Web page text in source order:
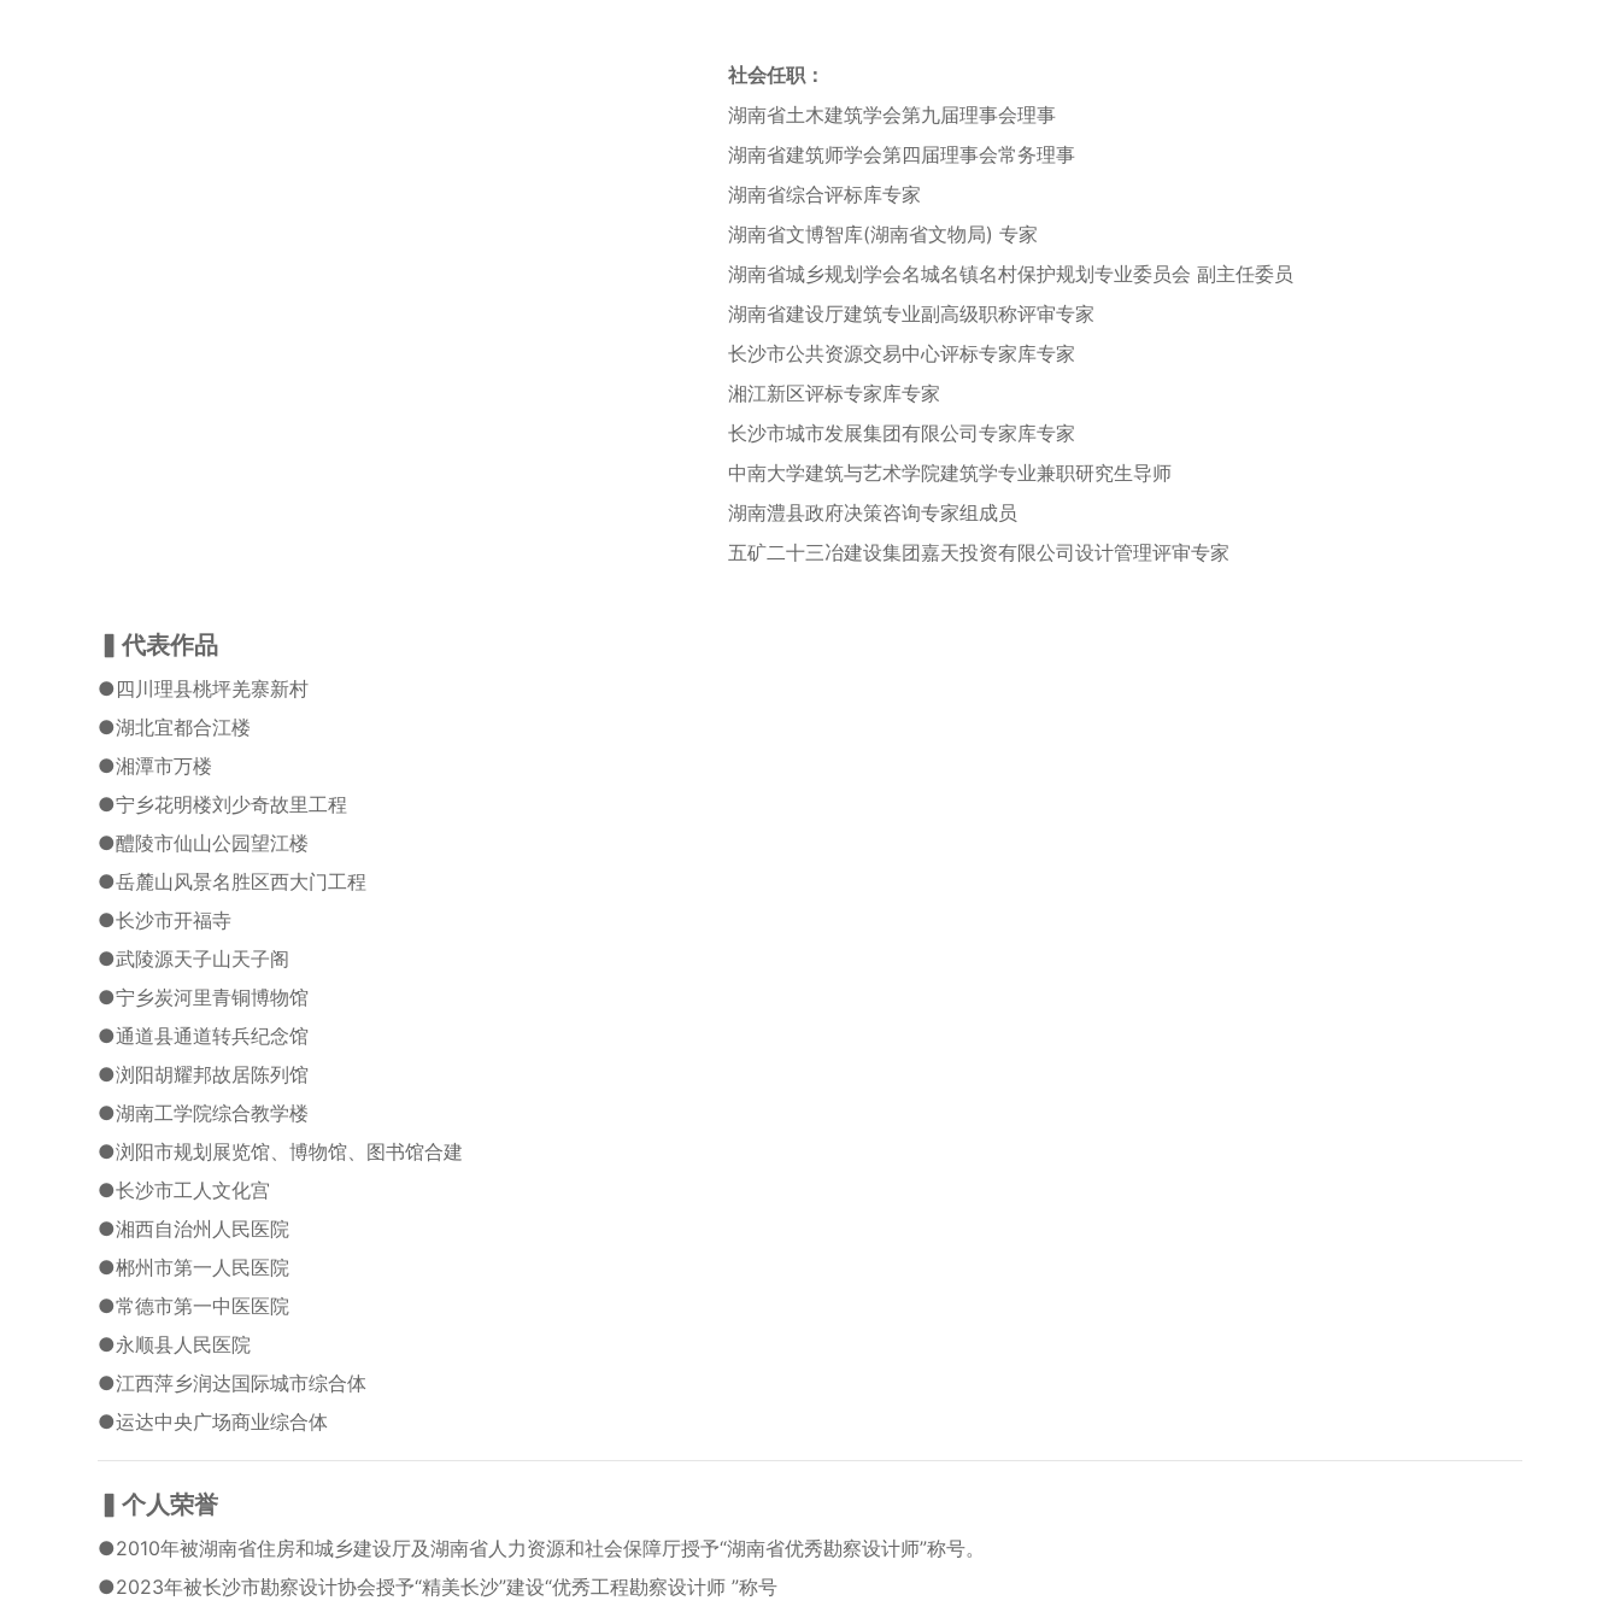
社会任职：
湖南省土木建筑学会第九届理事会理事
湖南省建筑师学会第四届理事会常务理事
湖南省综合评标库专家
湖南省文博智库(湖南省文物局) 专家
湖南省城乡规划学会名城名镇名村保护规划专业委员会 副主任委员
湖南省建设厅建筑专业副高级职称评审专家
长沙市公共资源交易中心评标专家库专家
湘江新区评标专家库专家
长沙市城市发展集团有限公司专家库专家
中南大学建筑与艺术学院建筑学专业兼职研究生导师
湖南澧县政府决策咨询专家组成员
五矿二十三冶建设集团嘉天投资有限公司设计管理评审专家
▍代表作品
●四川理县桃坪羌寨新村
●湖北宜都合江楼
●湘潭市万楼
●宁乡花明楼刘少奇故里工程
●醴陵市仙山公园望江楼
●岳麓山风景名胜区西大门工程
●长沙市开福寺
●武陵源天子山天子阁
●宁乡炭河里青铜博物馆
●通道县通道转兵纪念馆
●浏阳胡耀邦故居陈列馆
●湖南工学院综合教学楼
●浏阳市规划展览馆、博物馆、图书馆合建
●长沙市工人文化宫
●湘西自治州人民医院
●郴州市第一人民医院
●常德市第一中医医院
●永顺县人民医院
●江西萍乡润达国际城市综合体
●运达中央广场商业综合体
▍个人荣誉
●2010年被湖南省住房和城乡建设厅及湖南省人力资源和社会保障厅授予“湖南省优秀勘察设计师”称号。
●2023年被长沙市勘察设计协会授予“精美长沙”建设“优秀工程勘察设计师 ”称号